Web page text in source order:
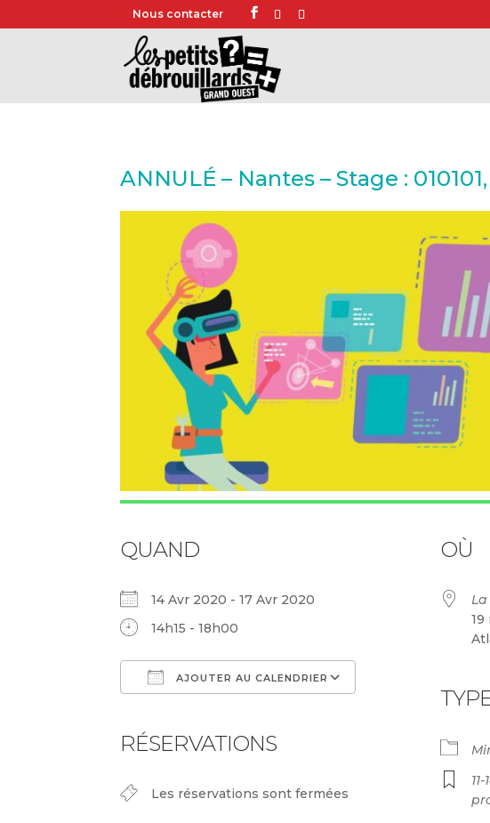
Nous contacter
ANNULÉ – Nantes – Stage : 010101,
QUAND
14 Avr 2020 - 17 Avr 2020
14h15 - 18h00
AJOUTER AU CALENDRIER
Calendrier Google
RÉSERVATIONS
Les réservations sont fermées
OÙ
19